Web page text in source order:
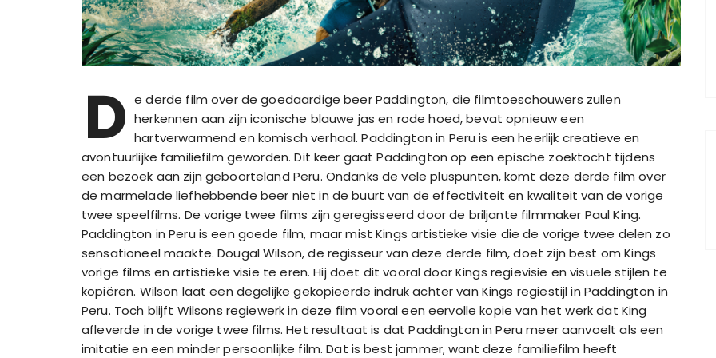
D e derde film over de goedaardige beer Paddington, die filmtoeschouwers zullen
herkennen aan zijn iconische blauwe jas en rode hoed, bevat opnieuw een
hartverwarmend en komisch verhaal. Paddington in Peru is een heerlijk creatieve en
avontuurlijke familiefilm geworden. Dit keer gaat Paddington op een epische zoektocht tijdens
een bezoek aan zijn geboorteland Peru. Ondanks de vele pluspunten, komt deze derde film over
de marmelade liefhebbende beer niet in de buurt van de effectiviteit en kwaliteit van de vorige
twee speelfilms. De vorige twee films zijn geregisseerd door de briljante filmmaker Paul King.
Paddington in Peru is een goede film, maar mist Kings artistieke visie die de vorige twee delen zo
sensationeel maakte. Dougal Wilson, de regisseur van deze derde film, doet zijn best om Kings
vorige films en artistieke visie te eren. Hij doet dit vooral door Kings regievisie en visuele stijlen te
kopiëren. Wilson laat een degelijke gekopieerde indruk achter van Kings regiestijl in Paddington in
Peru. Toch blijft Wilsons regiewerk in deze film vooral een eervolle kopie van het werk dat King
afleverde in de vorige twee films. Het resultaat is dat Paddington in Peru meer aanvoelt als een
imitatie en een minder persoonlijke film. Dat is best jammer, want deze familiefilm heeft